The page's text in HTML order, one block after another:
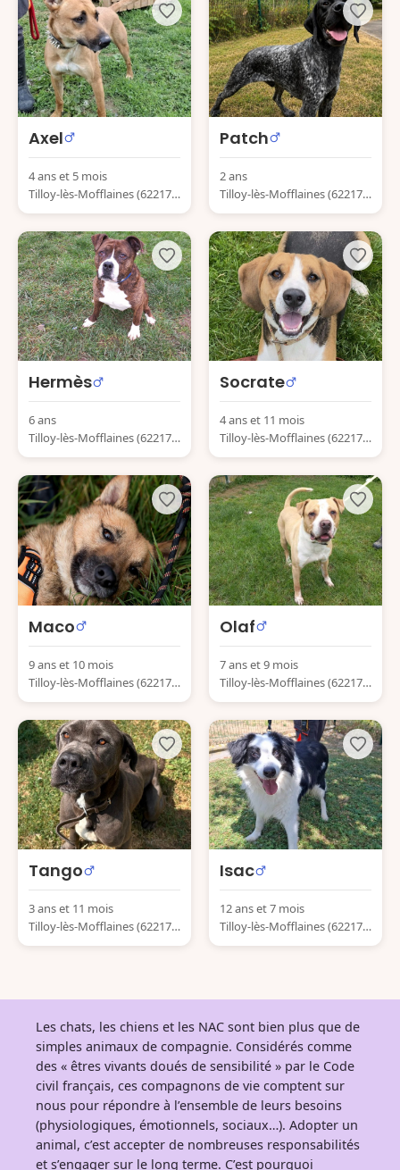
Axel
4 ans et 5 mois
Tilloy-lès-Mofflaines (62217)
France
Patch
2 ans
Tilloy-lès-Mofflaines (62217)
France
Hermès
6 ans
Tilloy-lès-Mofflaines (62217)
France
Socrate
4 ans et 11 mois
Tilloy-lès-Mofflaines (62217)
France
Maco
9 ans et 10 mois
Tilloy-lès-Mofflaines (62217)
France
Olaf
7 ans et 9 mois
Tilloy-lès-Mofflaines (62217)
France
Tango
3 ans et 11 mois
Tilloy-lès-Mofflaines (62217)
France
Isac
12 ans et 7 mois
Tilloy-lès-Mofflaines (62217)
France
Les chats, les chiens et les NAC sont bien plus que de
simples animaux de compagnie. Considérés comme
des « êtres vivants doués de sensibilité » par le Code
civil français, ces compagnons de vie comptent sur
nous pour répondre à l’ensemble de leurs besoins
(physiologiques, émotionnels, sociaux…). Adopter un
animal, c’est accepter de nombreuses responsabilités
et s’engager sur le long terme. C’est pourquoi